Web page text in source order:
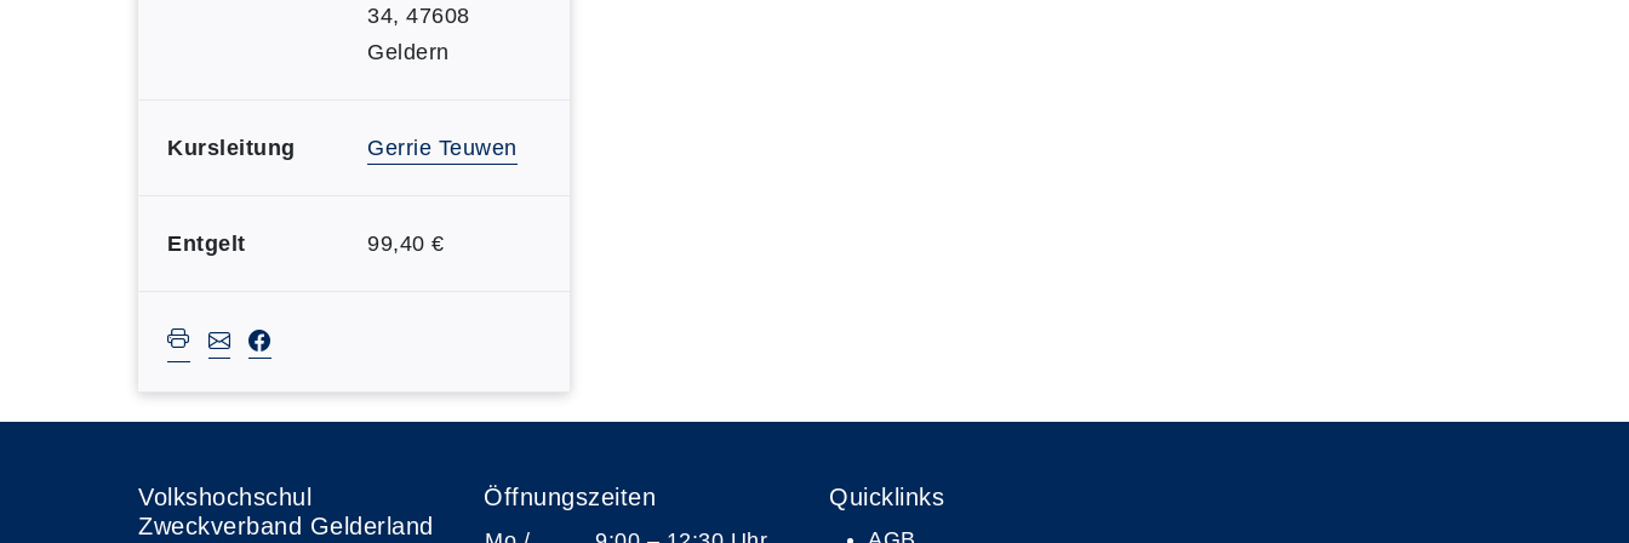
34, 47608
Geldern
Kursleitung Gerrie Teuwen
Entgelt 99,40 €
Volkshochschul
Zweckverband Gelderland
Öffnungszeiten Quicklinks